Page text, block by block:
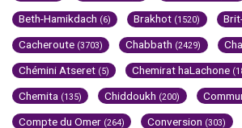
Beth-Hamikdach (6) Brakhot (1520)
Cacheroute (3703) Chabbath (2429)
Chémini Atseret (5) Chemirat haLachone
Chemita (135) Chiddoukh (200)
Compte du Omer (264) Conversion (303)